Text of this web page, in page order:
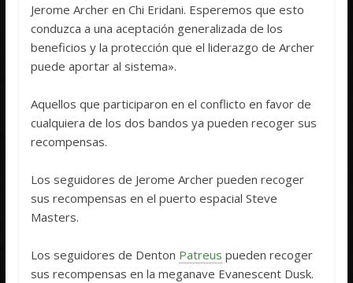
Jerome Archer en Chi Eridani. Esperemos que esto
conduzca a una aceptación generalizada de los
beneficios y la protección que el liderazgo de Archer
puede aportar al sistema».
Aquellos que participaron en el conflicto en favor de
cualquiera de los dos bandos ya pueden recoger sus
recompensas.
Los seguidores de Jerome Archer pueden recoger
sus recompensas en el puerto espacial Steve
Masters.
Los seguidores de Denton Patreus pueden recoger
sus recompensas en la meganave Evanescent Dusk.